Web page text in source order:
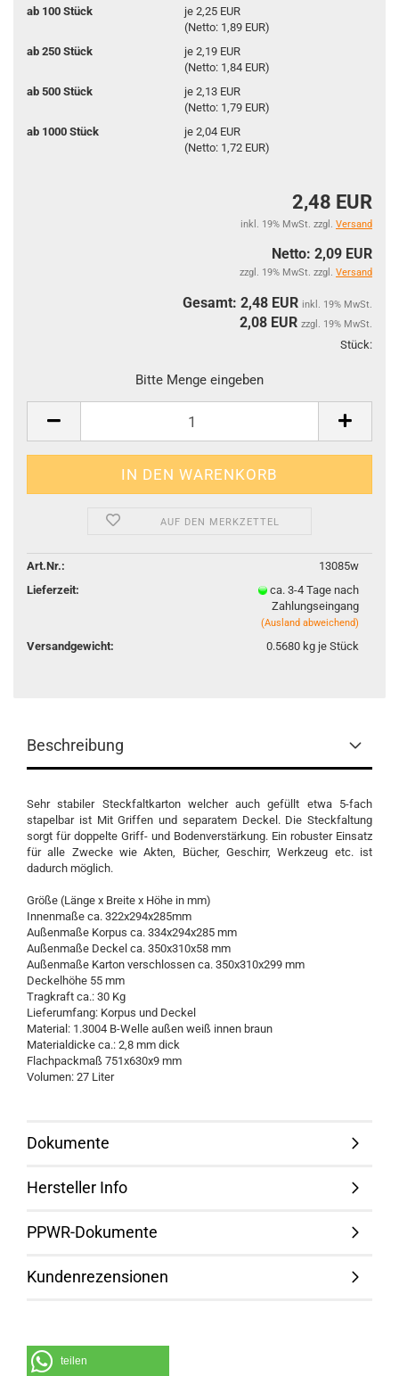
ab 100 Stück
je 2,25 EUR
(Netto: 1,89 EUR)
ab 250 Stück
je 2,19 EUR
(Netto: 1,84 EUR)
ab 500 Stück
je 2,13 EUR
(Netto: 1,79 EUR)
ab 1000 Stück
je 2,04 EUR
(Netto: 1,72 EUR)
2,48 EUR
inkl. 19% MwSt. zzgl. Versand
Netto: 2,09 EUR
zzgl. 19% MwSt. zzgl. Versand
Gesamt: 2,48 EUR inkl. 19% MwSt.
2,08 EUR zzgl. 19% MwSt.
Stück:
Bitte Menge eingeben
AUF DEN MERKZETTEL
Art.Nr.:
13085w
Lieferzeit:
ca. 3-4 Tage nach
Zahlungseingang
(Ausland abweichend)
Versandgewicht: 0.5680kg je Stück
Beschreibung
Sehr stabiler Steckfaltkarton welcher auch gefüllt etwa 5-fach
stapelbar ist Mit Griffen und separatem Deckel. Die Steckfaltung
sorgt für doppelte Griff- und Bodenverstärkung. Ein robuster Einsatz
für alle Zwecke wie Akten, Bücher, Geschirr, Werkzeug etc. ist
dadurch möglich.
Größe (Länge x Breite x Höhe in mm)
Innenmaße ca. 322x294x285mm
Außenmaße Korpus ca. 334x294x285 mm
Außenmaße Deckel ca. 350x310x58 mm
Außenmaße Karton verschlossen ca. 350x310x299 mm
Deckelhöhe 55 mm
Tragkraft ca.: 30 Kg
Lieferumfang: Korpus und Deckel
Material: 1.3004 B-Welle außen weiß innen braun
Materialdicke ca.: 2,8 mm dick
Flachpackmaß 751x630x9 mm
Volumen: 27 Liter
Dokumente
Hersteller Info
PPWR-Dokumente
Kundenrezensionen
teilen